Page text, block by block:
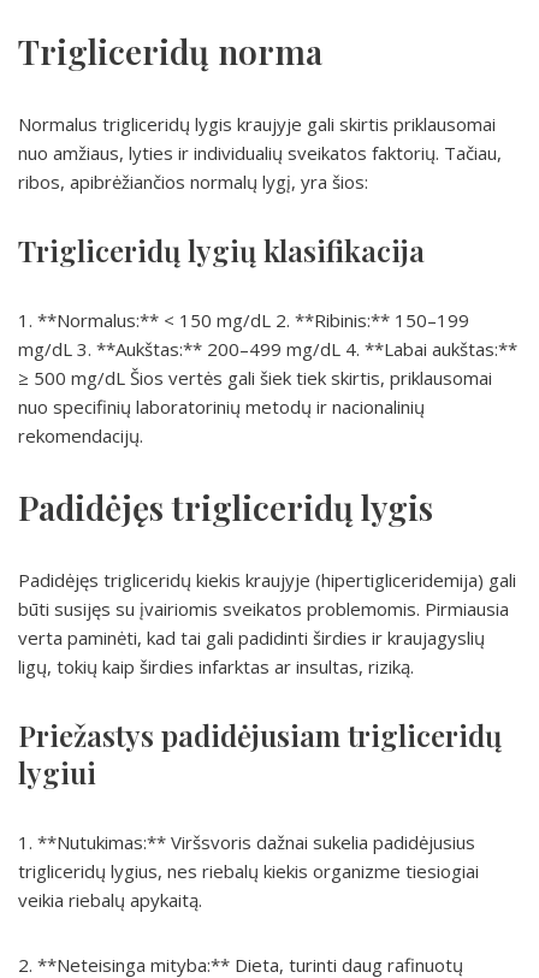
Trigliceridų norma
Normalus trigliceridų lygis kraujyje gali skirtis priklausomai
nuo amžiaus, lyties ir individualių sveikatos faktorių. Tačiau,
ribos, apibrėžiančios normalų lygį, yra šios:
Trigliceridų lygių klasifikacija
1. **Normalus:** < 150 mg/dL 2. **Ribinis:** 150–199
mg/dL 3. **Aukštas:** 200–499 mg/dL 4. **Labai aukštas:**
≥ 500 mg/dL Šios vertės gali šiek tiek skirtis, priklausomai
nuo specifinių laboratorinių metodų ir nacionalinių
rekomendacijų.
Padidėjęs trigliceridų lygis
Padidėjęs trigliceridų kiekis kraujyje (hipertigliceridemija) gali
būti susijęs su įvairiomis sveikatos problemomis. Pirmiausia
verta paminėti, kad tai gali padidinti širdies ir kraujagyslių
ligų, tokių kaip širdies infarktas ar insultas, riziką.
Priežastys padidėjusiam trigliceridų
lygiui
1. **Nutukimas:** Viršsvoris dažnai sukelia padidėjusius
trigliceridų lygius, nes riebalų kiekis organizme tiesiogiai
veikia riebalų apykaitą.
2. **Neteisinga mityba:** Dieta, turinti daug rafinuotų